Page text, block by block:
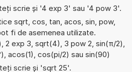
scrie și '4 exp 3' sau '4 pow 3'.
sqrt, cos, tan, acos, sin, pow,
fi de asemenea utilizate.
2 exp 3, sqrt(4), 3 pow 2, sin(π/2),
acos(1), cos(pi/2) sau sin(90)
scrie și 'sqrt 25'.